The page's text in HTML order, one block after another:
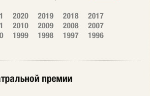
2020 2019 2018
2017
2010 2009 2008
2007
1999 1998 1997
1996
премии